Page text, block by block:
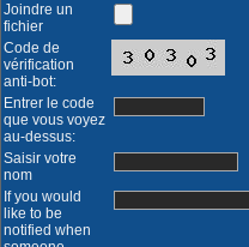
Joindre un
fichier
Code de
vérification
anti-bot:
Entrer le code
que vous voyez
au-dessus:
Saisir votre
nom
If you would
like to be
notified when